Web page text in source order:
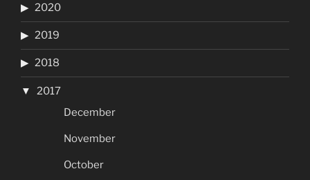
2020
2019
2018
2017
December
November
October